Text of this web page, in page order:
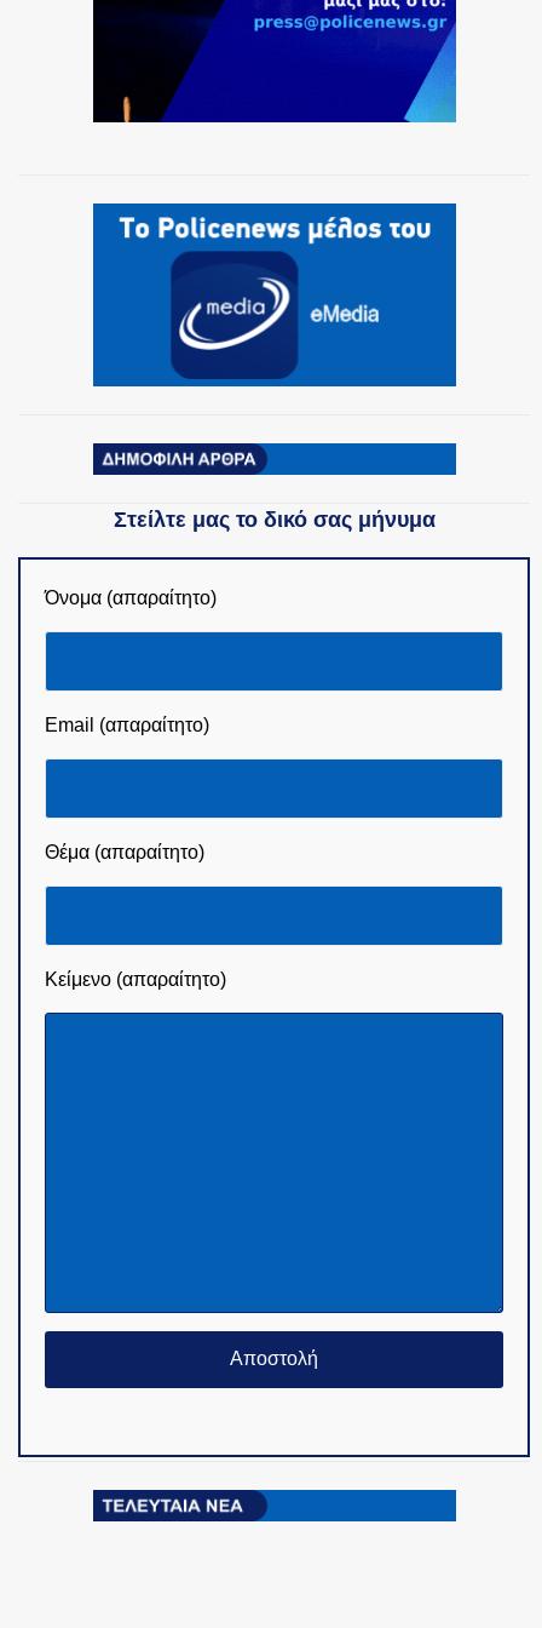
Στείλτε μας το δικό σας μήνυμα
Όνομα (απαραίτητο)
Email (απαραίτητο)
Θέμα (απαραίτητο)
Κείμενο (απαραίτητο)